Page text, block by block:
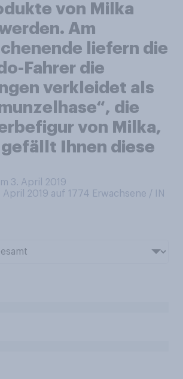
von Milka
Am
liefern die
Fahrer die
verkleidet als
die
von Milka,
gefällt Ihnen diese
3. April 2019
April 2019 auf 1774 Erwachsene / IN